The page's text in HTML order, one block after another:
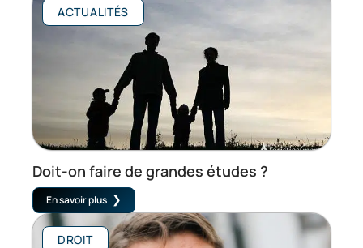
ACTUALITÉS
Doit-on faire de grandes études ?
En savoir plus
DROIT